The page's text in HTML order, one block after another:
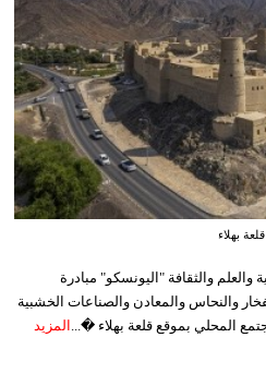
قلعة بهلاء
والعلم والثقافة "اليونسكو" مبادرة
والنحاس والمعادن والصناعات الخشبية
المحلي بموقع قلعة بهلاء �... المزيد